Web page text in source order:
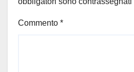
Commento *